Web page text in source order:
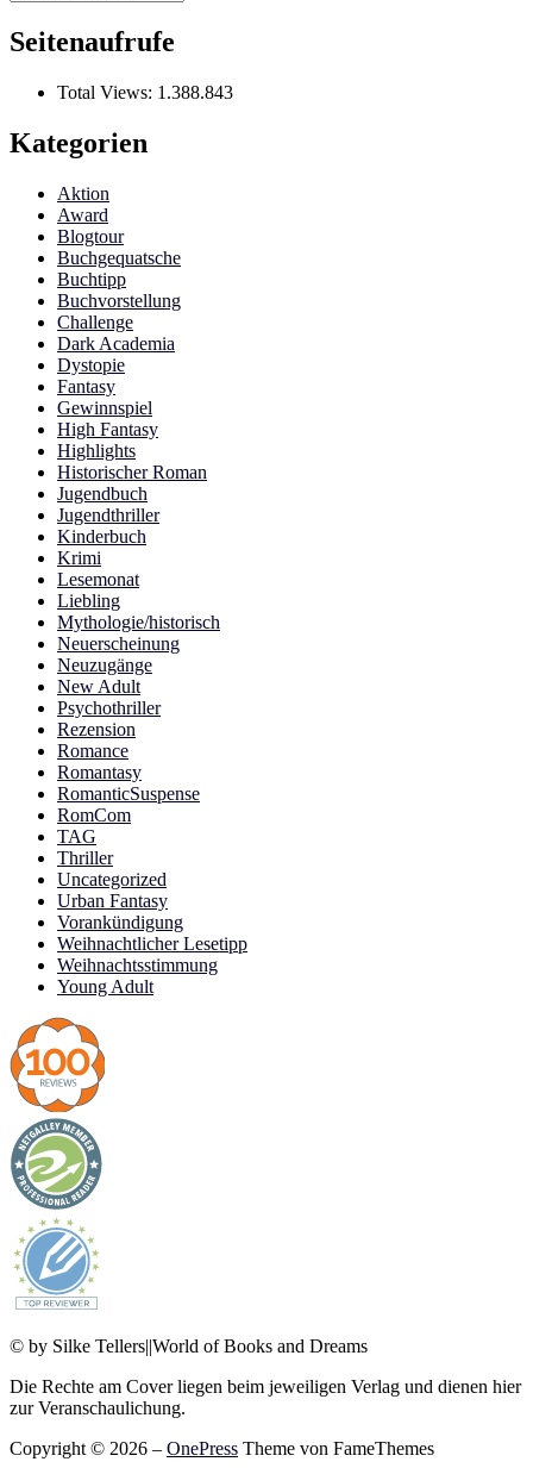
Seitenaufrufe
Total Views: 1.388.843
Kategorien
Aktion
Award
Blogtour
Buchgequatsche
Buchtipp
Buchvorstellung
Challenge
Dark Academia
Dystopie
Fantasy
Gewinnspiel
High Fantasy
Highlights
Historischer Roman
Jugendbuch
Jugendthriller
Kinderbuch
Krimi
Lesemonat
Liebling
Mythologie/historisch
Neuerscheinung
Neuzugänge
New Adult
Psychothriller
Rezension
Romance
Romantasy
RomanticSuspense
RomCom
TAG
Thriller
Uncategorized
Urban Fantasy
Vorankündigung
Weihnachtlicher Lesetipp
Weihnachtsstimmung
Young Adult
© by Silke Tellers||World of Books and Dreams
Die Rechte am Cover liegen beim jeweiligen Verlag und dienen hier
zur Veranschaulichung.
Copyright © 2026 – OnePress Theme von FameThemes